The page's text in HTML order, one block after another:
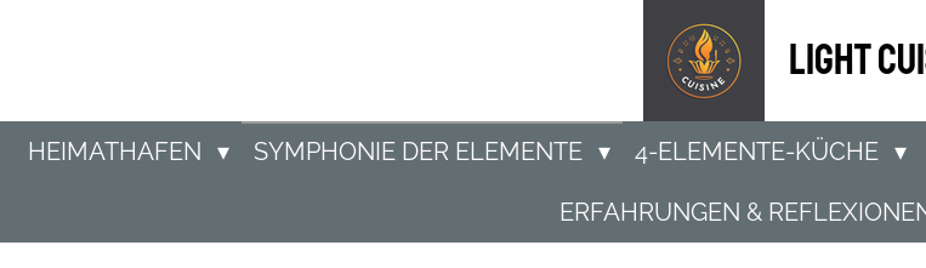
light
HEIMATHAFEN SYMPHONIE DER ELEMENTE 4-ELEMENTE-KÜCHE
ERFAHRUNGEN &